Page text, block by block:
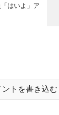
はいよ」ア
ントを書き込む